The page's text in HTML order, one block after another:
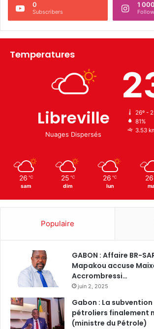
0
Subscribers
1 000
Temperatures
Libreville
Nuages Dispersés
26º -
81%
3.53
26 ℃
sam
25 ℃
dim
26 ℃
lun
26
Populaire
GABON : Affaire BR-
Mapakou accuse
Accrombressi…
juin 2, 2025
Gabon : La
pétroliers finalement
(ministre du Pétrole)